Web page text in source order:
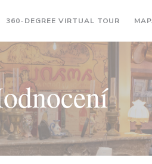
360-DEGREE VIRTUAL TOUR